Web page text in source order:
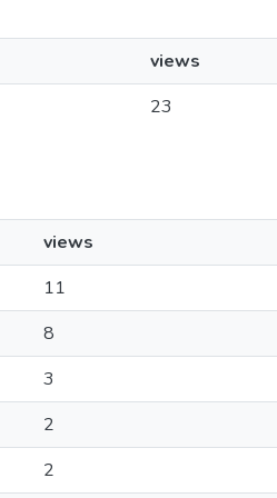
views
23
views
11
8
3
2
2